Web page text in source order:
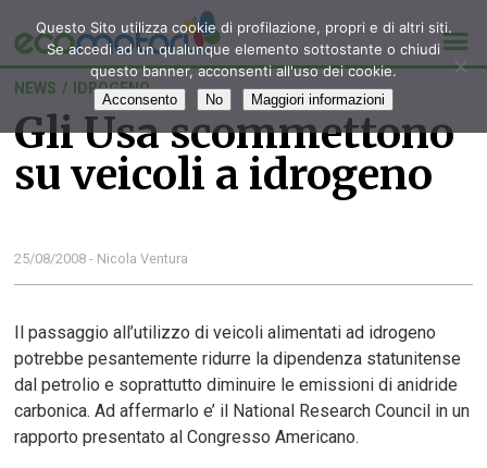
NEWS / IDROGENO
Gli Usa scommettono
su veicoli a idrogeno
25/08/2008 - Nicola Ventura
Il passaggio all’utilizzo di veicoli alimentati ad idrogeno
potrebbe pesantemente ridurre la dipendenza statunitense
dal petrolio e soprattutto diminuire le emissioni di anidride
carbonica. Ad affermarlo e’ il National Research Council in un
rapporto presentato al Congresso Americano.
Questo Sito utilizza cookie di profilazione, propri e di altri siti.
Se accedi ad un qualunque elemento sottostante o chiudi
questo banner, acconsenti all'uso dei cookie.
Acconsento No Maggiori informazioni